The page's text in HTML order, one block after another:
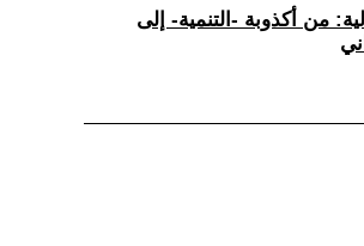
من أكذوبة -التنمية- إلى